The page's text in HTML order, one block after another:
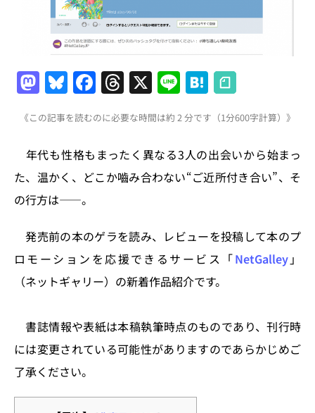
M
a
st
o
d
o
Bl
u
e
s
k
y
F
a
c
e
b
k
T
h
re
a
d
X Li
n
e
H
at
e
n
a
《この記事を読むのに必要な時間は約 2 分です（1分600字計算）》
年代も性格もまったく異なる3人の出会いから始まっ
た、温かく、どこか嚙み合わない“ご近所付き合い”、そ
の行方は――。
発売前の本のゲラを読み、レビューを投稿して本のプ
ロモーションを応援できるサービス「NetGalley」
（ネットギャリー）の新着作品紹介です。
書誌情報や表紙は本稿執筆時点のものであり、刊行時
には変更されている可能性がありますのであらかじめご
了承ください。